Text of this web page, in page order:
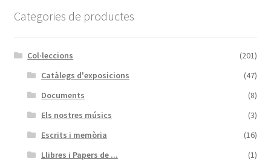
Categories de productes
Col·leccions
(201)
Catàlegs d'exposicions
(47)
Documents
(8)
Els nostres músics
(3)
Escrits i memòria
(16)
Llibres i Papers de ...
(1)